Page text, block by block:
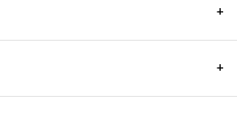
+
+